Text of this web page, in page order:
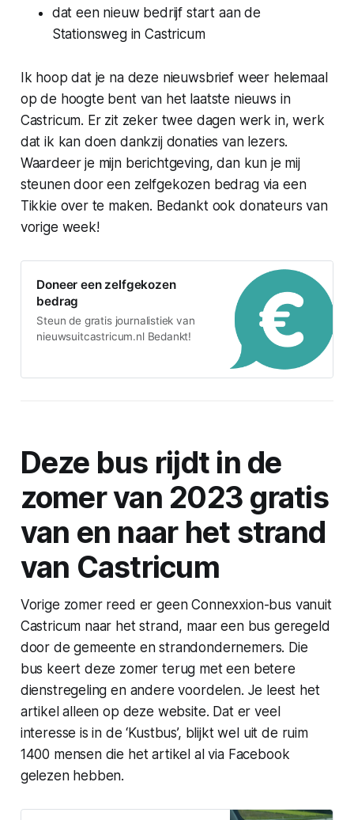
dat een nieuw bedrijf start aan de
Stationsweg in Castricum
Ik hoop dat je na deze nieuwsbrief weer helemaal
op de hoogte bent van het laatste nieuws in
Castricum. Er zit zeker twee dagen werk in, werk
dat ik kan doen dankzij donaties van lezers.
Waardeer je mijn berichtgeving, dan kun je mij
steunen door een zelfgekozen bedrag via een
Tikkie over te maken. Bedankt ook donateurs van
vorige week!
Doneer een zelfgekozen
bedrag
Steun de gratis journalistiek van
nieuwsuitcastricum.nl Bedankt!
Deze bus rijdt in de
zomer van 2023 gratis
van en naar het strand
van Castricum
Vorige zomer reed er geen Connexxion-bus vanuit
Castricum naar het strand, maar een bus geregeld
door de gemeente en strandondernemers. Die
bus keert deze zomer terug met een betere
dienstregeling en andere voordelen. Je leest het
artikel alleen op deze website. Dat er veel
interesse is in de ‘Kustbus’, blijkt wel uit de ruim
1400 mensen die het artikel al via Facebook
gelezen hebben.